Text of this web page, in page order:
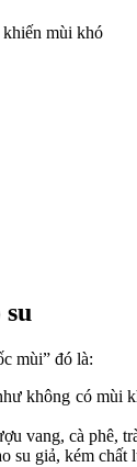
khiến mùi khó
su
mùi” đó là:
không có
vang, cà phê,
su giả, kém